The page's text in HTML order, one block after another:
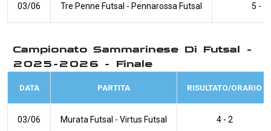
03/06 Tre Penne Futsal - Pennarossa Futsal 5 - 1
Campionato Sammarinese Di Futsal -
2025-2026 - Finale
DATA PARTITA RISULTATO/ORARIO
03/06 Murata Futsal - Virtus Futsal 4 - 2